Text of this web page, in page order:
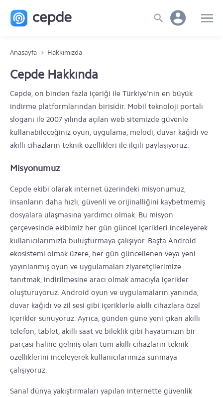
Anasayfa Hakkımızda
Cepde Hakkında
Cepde, on binden fazla içeriği ile Türkiye'nin en büyük
indirme platformlarından birisidir. Mobil teknoloji portalı
sloganı ile 2007 yılında açılan web sitemizde güvenle
kullanabileceğiniz oyun, uygulama, melodi, duvar kağıdı ve
akıllı cihazların teknik özellikleri ile ilgili paylaşıyoruz.
Misyonumuz
Cepde ekibi olarak internet üzerindeki misyonumuz,
insanların daha hızlı, güvenli ve orijinalliğini kaybetmemiş
dosyalara ulaşmasına yardımcı olmak. Bu misyon
çerçevesinde ekibimiz her gün güncel içerikleri inceleyerek
kullanıcılarımızla buluşturmaya çalışıyor. Başta Android
ekosistemi olmak üzere, her gün güncellenen veya yeni
yayınlanmış oyun ve uygulamaları ziyaretçilerimize
tanıtmak, indirilmesine aracı olmak amacıyla içerikler
oluşturuyoruz. Android oyun ve uygulamaların yanında,
duvar kağıdı ve zil sesi gibi içeriklerle akıllı cihazlara özel
içerikler sunuyoruz. Ayrıca, günden güne yeni çıkan akıllı
telefon, tablet, akıllı saat ve bileklik gibi hayatımızın bir
parçası haline gelmiş olan tüm akıllı cihazların teknik
özelliklerini inceleyerek kullanıcılarımıza sunmaya
çalışıyoruz.
Sanal dünya yakıştırmaları yapılan internette güvenlik